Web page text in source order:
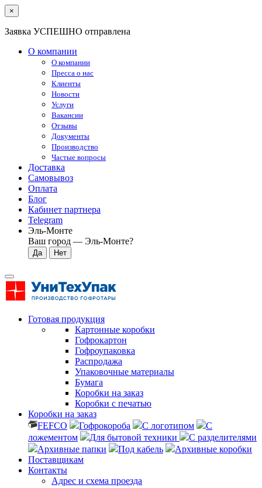
×
Заявка УСПЕШНО отправлена
О компании
О компании
Пресса о нас
Клиенты
Новости
Услуги
Вакансии
Отзывы
Документы
Производство
Частые вопросы
Доставка
Самовывоз
Оплата
Блог
Кабинет партнера
Telegram
Эль-Монте
Ваш город — Эль-Монте?
Готовая продукция
Картонные коробки
Гофрокартон
Гофроупаковка
Распродажа
Упаковочные материалы
Бумага
Коробки на заказ
Коробки с печатью
Коробки на заказ
FEFCO
Гофрокороба С логотипом
С
ложементом
Для бытовой техники
С разделителями
Архивные папки
Под кабель
Архивные коробки
Поставщикам
Контакты
Адрес и схема проезда